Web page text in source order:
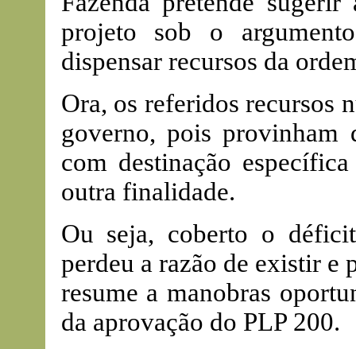
projeto sob o
dispensar recursos da
Ora, os referidos recursos
governo, pois
com destinação
outra finalidade.
Ou seja, coberto o
perdeu a razão de existir e
resume a manobras
da aprovação do PLP 200.